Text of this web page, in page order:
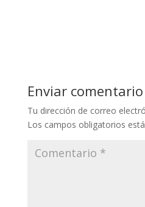
Enviar comentario
Tu dirección de correo
Los campos obligatorios